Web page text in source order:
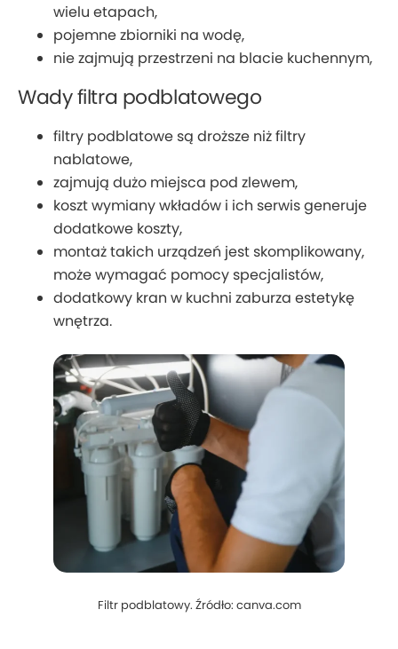
wielu etapach,
pojemne zbiorniki na wodę,
nie zajmują przestrzeni na blacie kuchennym,
Wady filtra podblatowego
filtry podblatowe są droższe niż filtry
nablatowe,
zajmują dużo miejsca pod zlewem,
koszt wymiany wkładów i ich serwis generuje
dodatkowe koszty,
montaż takich urządzeń jest skomplikowany,
może wymagać pomocy specjalistów,
dodatkowy kran w kuchni zaburza estetykę
wnętrza.
Filtr podblatowy. Źródło: canva.com